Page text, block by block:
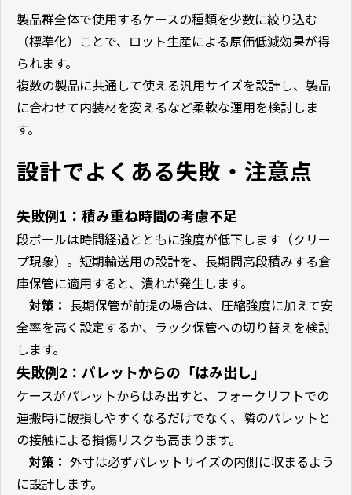
製品群全体で使用するケースの種類を少数に絞り込む
（標準化）ことで、ロット生産による原価低減効果が得
られます。
複数の製品に共通して使える汎用サイズを設計し、製品
に合わせて内装材を変えるなど柔軟な運用を検討しま
す。
設計でよくある失敗・注意点
失敗例1 ：積み重ね時間の考慮不足
段ボールは時間経過とともに強度が低下します（クリー
プ現象）。短期輸送用の設計を、長期間高段積みする倉
庫保管に適用すると、潰れが発生します。
対策： 長期保管が前提の場合は、圧縮強度に加えて安
全率を高く設定するか、ラック保管への切り替えを検討
します。
失敗例2 ：パレットからの「はみ出し」
ケースがパレットからはみ出すと、フォークリフトでの
運搬時に破損しやすくなるだけでなく、隣のパレットと
の接触による損傷リスクも高まります。
対策： 外寸は必ずパレットサイズの内側に収まるよう
に設計します。